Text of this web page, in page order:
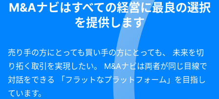
M&Aナビはすべての経営に最良の選択
を提供します
売り手の方にとっても買い手の方にとっても、 未来を切
り拓く取引を実現したい。 M&Aナビは両者が同じ目線で
対話をできる 「フラットなプラットフォーム」を目指し
ています。